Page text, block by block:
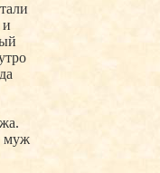
и
муж